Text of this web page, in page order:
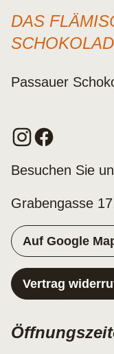
DAS
Passauer
Besuchen Sie
Grabengasse
Auf Google
Vertrag